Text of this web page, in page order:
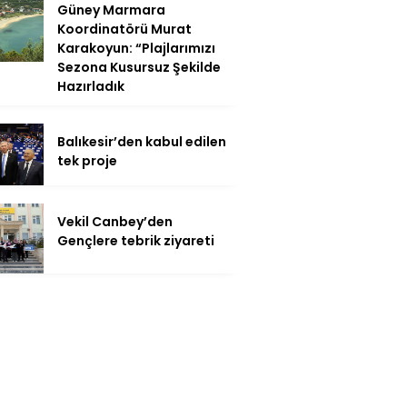
Güney Marmara
Koordinatörü Murat
Karakoyun: “Plajlarımızı
Sezona Kusursuz Şekilde
Hazırladık
Balıkesir’den kabul edilen
tek proje
Vekil Canbey’den
Gençlere tebrik ziyareti